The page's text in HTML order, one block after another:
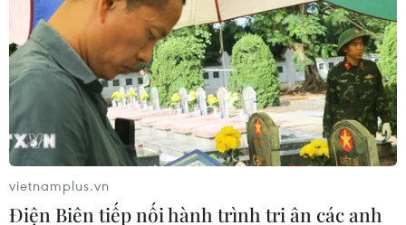
12/09/2021 14:34
Bão xuất hiện khi dịch COVID-19 diễn biến phức tạp,
khu vực dự kiến đổ bộ có 2.031 F0 thuộc 3 tỉnh, thành
phố là Thừa Thiên-Huế, Đà Nẵng, Quảng Ngãi đang
thực hiện giãn cách theo Chỉ thị 16/CT-TTg.
vietnamplus.vn
Điện Biên tiếp nối hành trình tri ân các anh